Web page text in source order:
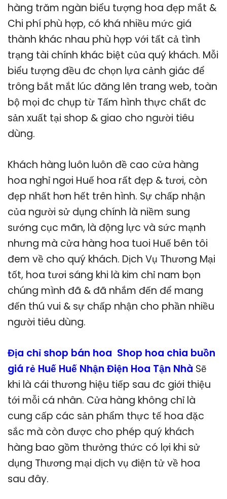
hàng trăm ngàn biểu tượng hoa đẹp mắt &
Chi phí phù hợp, có khá nhiều mức giá
thành khác nhau phù hợp với tất cả tình
trạng tài chính khác biệt của quý khách. Mỗi
biểu tượng đều đc chọn lựa cảnh giác để
trông bắt mắt lúc đăng lên trang web, toàn
bộ mọi đc chụp từ Tấm hình thực chất đc
sản xuất tại shop & giao cho người tiêu
dùng.
Khách hàng luôn luôn đề cao cửa hàng
hoa nghỉ ngơi Huế hoa rất đẹp & tươi, còn
đẹp nhất hơn hết trên hình. Sự chấp nhận
của người sử dụng chính là niềm sung
sướng cục mãn, là động lực và sức mạnh
nhưng mà cửa hàng hoa tuoi Huế bên tôi
đem về cho quý khách. Dịch Vụ Thương Mại
tốt, hoa tươi sáng khi là kim chỉ nam bọn
chúng mình đã & đã nhắm đến để mang
đến thú vui & sự chấp nhận cho phần nhiều
người tiêu dùng.
Địa chỉ shop bán hoa Shop hoa chia buồn
giá rẻ Huế Huế Nhận Điện Hoa Tận Nhà Sẽ
khi là cái thương hiệu tiếp sau đc giới thiệu
tới mỗi cá nhân. Cửa hàng không chỉ là
cung cấp các sản phẩm thực tế hoa đặc
sắc mà còn được cho phép quý khách
hàng bao gồm thưởng thức có lợi khi sử
dụng Thương mại dịch vụ điện tử về hoa
sau đây.